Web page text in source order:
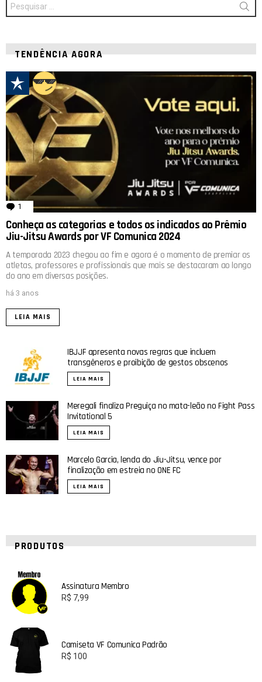
por:
TENDÊNCIA AGORA
1 comentário
Conheça as categorias e todos os indicados ao Prêmio
Jiu-Jitsu Awards por VF Comunica 2024
A temporada 2023 chegou ao fim e agora é o momento de premiar os
atletas, professores e profissionais que mais se destacaram ao longo
do ano em diversas posições.
há 3 anos
LEIA MAIS
IBJJF apresenta novas regras que incluem
transgêneros e proibição de gestos obscenos
LEIA MAIS
Meregali finaliza Preguiça no mata-leão no Fight Pass
Invitational 5
LEIA MAIS
Marcelo Garcia, lenda do Jiu-Jitsu, vence por
finalização em estreia no ONE FC
LEIA MAIS
PRODUTOS
Assinatura Membro
R$ 7,99
Camiseta VF Comunica Padrão
R$ 100